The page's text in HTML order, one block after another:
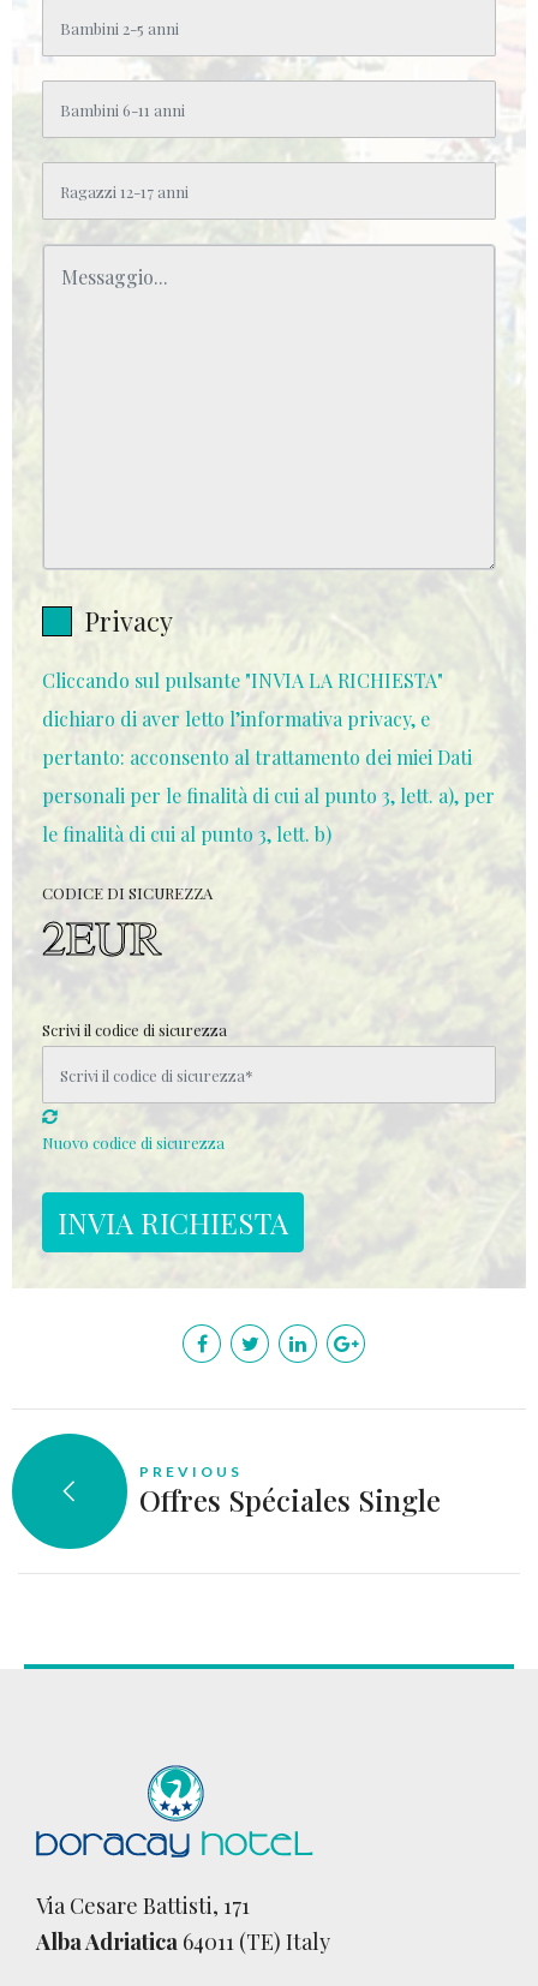
Privacy
Cliccando sul pulsante "INVIA LA RICHIESTA"
dichiaro di aver letto l’informativa privacy, e
pertanto: acconsento al trattamento dei miei Dati
personali per le finalità di cui al punto 3, lett. a), per
le finalità di cui al punto 3, lett. b)
CODICE DI SICUREZZA
Scrivi il codice di sicurezza
Nuovo codice di sicurezza
PREVIOUS
Offres Spéciales Single
Via Cesare Battisti, 171
Alba Adriatica 64011 (TE) Italy